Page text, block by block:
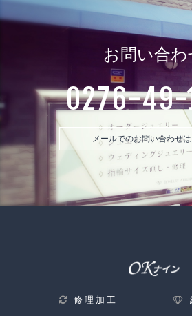
お問い合わ
0276-49-
メールでのお問い合わせ
修理加工